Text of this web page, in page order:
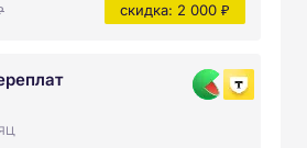
скидка: 2 000 ₽